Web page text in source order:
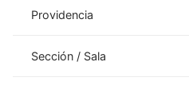
Providencia
Sección / Sala